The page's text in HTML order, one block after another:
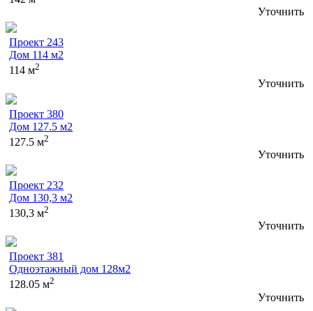
Уточнить
Проект 243
Дом 114 м2
114 м2
Уточнить
Проект 380
Дом 127.5 м2
127.5 м2
Уточнить
Проект 232
Дом 130,3 м2
130,3 м2
Уточнить
Проект 381
Одноэтажный дом 128м2
128.05 м2
Уточнить